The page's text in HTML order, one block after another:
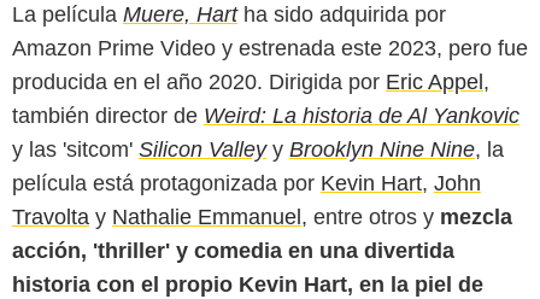
La película Muere, Hartha sido adquirida por
Amazon Prime Video y estrenada este 2023, pero fue
producida en el año 2020. Dirigida por Eric Appel,
también director de Weird: La historia de Al Yankovic
y las 'sitcom' Silicon Valleyy Brooklyn Nine Nine, la
película está protagonizada por Kevin Hart, John
Travolta y Nathalie Emmanuel, entre otros y mezcla
acción, 'thriller' y comedia en una divertida
historia con el propio Kevin Hart, en la piel de